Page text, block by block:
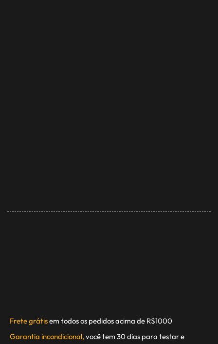
Frete grátisem todos os pedidos acima de R$1000
Garantia incondicional, você tem 30 dias para testar e